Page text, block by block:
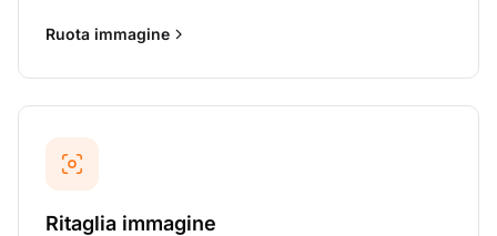
Ruota immagine
Ritaglia immagine